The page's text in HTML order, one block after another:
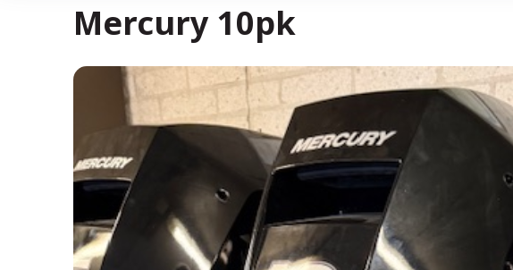
Mercury 10pk